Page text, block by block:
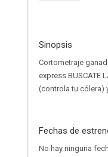
Sinopsis
Cortometraje
express BUSCATE
(controla tu cólera)
Fechas de
No hay ninguna